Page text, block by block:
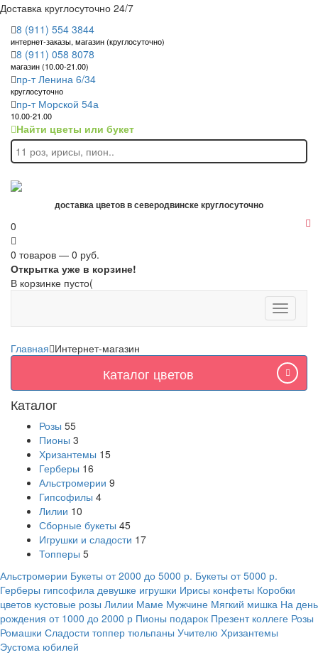
Доставка круглосуточно 24/7
8 (911) 554 3844
интернет-заказы, магазин (круглосуточно)
8 (911) 058 8078
магазин (10.00-21.00)
пр-т Ленина 6/34
круглосуточно
пр-т Морской 54а
10.00-21.00
Найти цветы или букет
доставка цветов в северодвинске круглосуточно
0
0 товаров — 0 руб.
Открытка уже в корзине!
В корзинке пусто(
Toggle
Главная Интернет-магазин
Каталог цветов
Каталог
Розы 55
Пионы 3
Хризантемы 15
Герберы 16
Альстромерии 9
Гипсофилы 4
Лилии 10
Сборные букеты 45
Игрушки и сладости 17
Топперы 5
Альстромерии Букеты от 2000 до 5000 р. Букеты от 5000 р.
Герберы гипсофила девушке игрушки Ирисы конфеты Коробки
цветов кустовые розы Лилии Маме Мужчине Мягкий мишка На день
рождения от 1000 до 2000 р Пионы подарок Презент коллеге Розы
Ромашки Сладости топпер тюльпаны Учителю Хризантемы
Эустома юбилей